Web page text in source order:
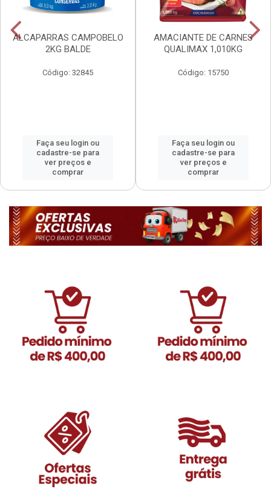
ALCAPARRAS CAMPOBELO
2KG BALDE
Código: 32845
Faça seu login ou
cadastre-se para
ver preços e
comprar
AMACIANTE DE CARNES
QUALIMAX 1,010KG
Código: 15750
Faça seu login ou
cadastre-se para
ver preços e
comprar